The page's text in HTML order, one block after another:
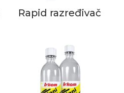
Rapid razređivač